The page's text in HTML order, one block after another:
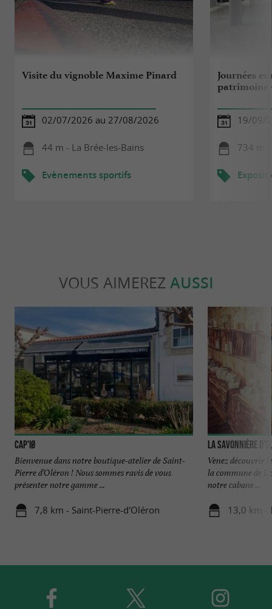
Visite du vignoble Maxime Pinard
02/07/2026 au 27/08/2026
44 m - La Brée-les-Bains
Evènements sportifs
Journées
patrimoine
19/09/
734 m -
VOUS AIMEREZ AUSSI
CAP'IØ
Bienvenue dans notre boutique-atelier de Saint-
Pierre d’Oléron ! Nous sommes ravis de vous
présenter notre gamme ...
7,8 km - Saint-Pierre-d'Oléron
La Savonnière
Venez découvrir
la commune de
notre cabane ...
13,0 km -